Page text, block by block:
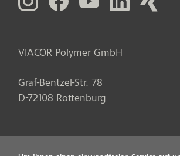
VIACOR Polymer GmbH
Graf-Bentzel-Str. 78
D-72108 Rottenburg